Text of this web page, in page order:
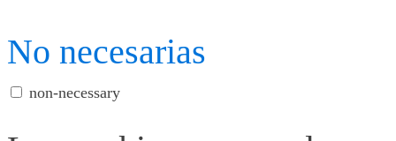
No necesarias
non-necessary